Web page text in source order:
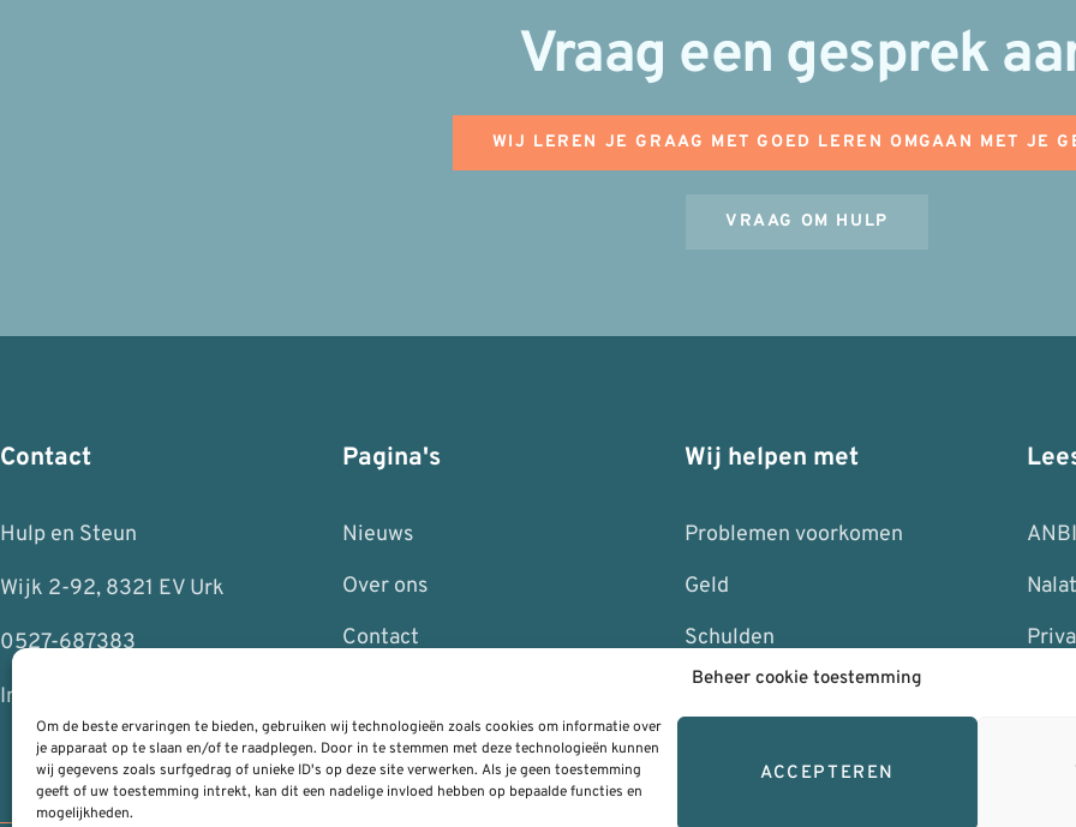
Beheer cookie toestemming
Om de beste ervaringen te bieden, gebruiken wij technologieën zoals cookies om informatie over
je apparaat op te slaan en/of te raadplegen. Door in te stemmen met deze technologieën kunnen
wij gegevens zoals surfgedrag of unieke ID's op deze site verwerken. Als je geen toestemming
geeft of uw toestemming intrekt, kan dit een nadelige invloed hebben op bepaalde functies en
mogelijkheden.
ACCEPTEREN
Vraag een gesprek
WIJ LEREN JE GRAAG MET GOED LEREN OMGAAN MET JE
VRAAG OM HULP
Contact
Hulp en Steun
Wijk 2-92, 8321 EV Urk
0527-687383
Info@hulpensteun.nl
Pagina's
Nieuws
Over ons
Contact
Wij helpen met
Problemen voorkomen
Geld
Schulden
Bewindvoering
ANBI